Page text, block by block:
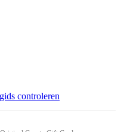
controleren